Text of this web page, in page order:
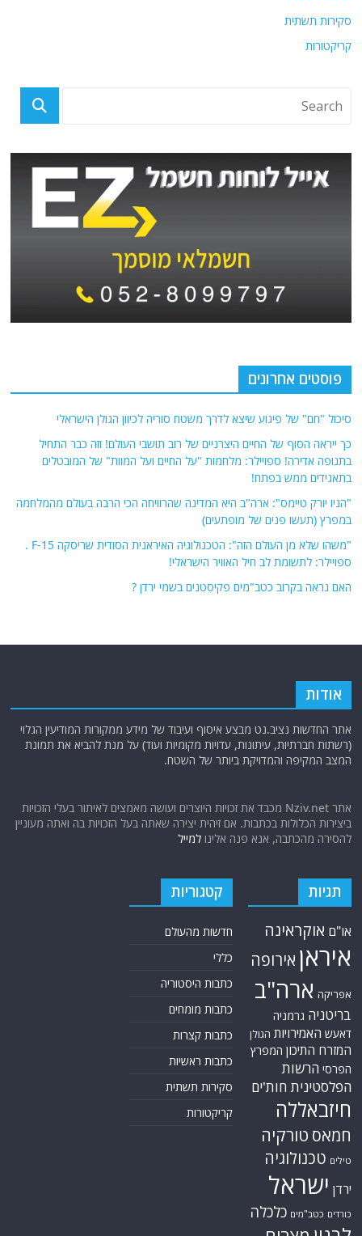
סקירות תשתית
קריקטורות
פוסטים אחרונים
סיכול "חם" של פיגוע שיצא לדרך משטח סוריה לכיוון הגולן הישראלי
כך ייראה הסוף של החיים היצרניים של רוב תושבי העולם! וזה כבר התחיל
בתנופה אדירה! ספויילר: מלחמות "על החיים ועל המוות" של המובטלים
בתאגידים ממש בפתח!
"הניו יורק טיימס": ארה"ב היא המדינה שהרוויחה הכי הרבה בעולם מהמלחמה
במפרץ (תעשו פנים של מופתעים)
"משהו שלא מן העולם הזה": הטכנולוגיה האיראנית הסודית שריסקה F-15 .
ספויילר: לתשומת לב חיל האוויר הישראלי!
האם נראה בקרוב כטב"מים פקיסטנים בשמי ירדן ?
אודות
אתר החדשות נציב.נט מבצע איסוף ועיבוד של מידע ממקורות המודיעין הגלוי
(רשתות חברתיות, עיתונות, עדויות מקומיות ועוד) על מנת להביא את תמונת
המצב המקיפה והמדויקת ביותר של השטח.
אתר Nziv.net מכבד את זכויות היוצרים ועושה מאמצים לאיתור בעלי הזכויות
ביצירות הכלולות בכתבות. אם זיהית יצירה שאתה בעל הזכויות בה ואתה מעוניין
להסירה מהכתבה, אנא פנה אלינולמייל
תגיות
או"ם אוקראינה
איראן אירופה
אפריקה ארה"ב
בריטניה גרמניה
דאעש האמירויות הגולן
המזרח התיכון המפרץ
הפרסי הרשות
הפלסטינית חות'ים
חיזבאללה
חמאס טורקיה
טילים טכנולוגיה
ירדן ישראל
כורדים כטב"מים כלכלה
קטגוריות
חדשות מהעולם
כללי
כתבות היסטוריה
כתבות מומחים
כתבות קצרות
כתבות ראשיות
סקירות תשתית
קריקטורות